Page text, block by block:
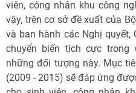
viên, công nhân khu công
vậy, trên cơ sở đề xuất của
và ban hành các Nghị
chuyển biến tích cực trong
những đối tượng này. Mục
(2009 - 2015) sẽ đáp ứng